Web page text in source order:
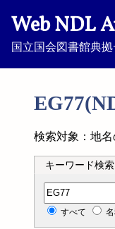
Web NDL
国立国会図書館典
検索対象：地名
キーワード検索
分類記号検索
すべて